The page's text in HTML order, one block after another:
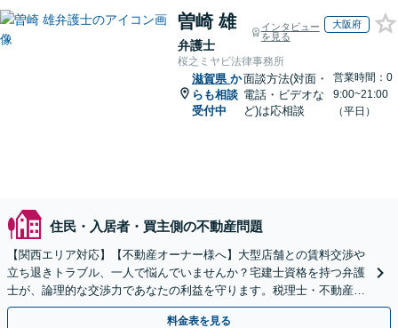
曽崎 雄
弁護士
インタビュー
を見る
大阪府
桜之ミヤビ法律事務所
滋賀県 か
らも相談
受付中
面談方法(対面・
電話・ビデオな
ど)は応相談
営業時間：0
9:00~21:00
（平日）
住民・入居者・買主側の不動産問題
【関西エリア対応】【不動産オーナー様へ】大型店舗との賃料交渉や
立ち退きトラブル、一人で悩んでいませんか？宅建士資格を持つ弁護
士が、論理的な交渉力であなたの利益を守ります。税理士・不動産鑑
定士等と連携し、複雑な案件もワンストップで解決へ。
料金表を見る